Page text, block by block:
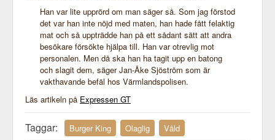
Han var lite upprörd om man säger så. Som jag förstod
det var han inte nöjd med maten, han hade fått felaktig
mat och så uppträdde han på ett sådant sätt att andra
besökare försökte hjälpa till. Han var otrevlig mot
personalen. Men då ska han ha tagit upp en batong
och slagit dem, säger Jan-Åke Sjöström som är
vakthavande befäl hos Värmlandspolisen.
Läs artikeln på Expressen GT
Taggar: Burger King Olaglig Våld